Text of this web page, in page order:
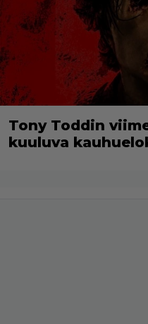
Tony Toddin
kuuluva